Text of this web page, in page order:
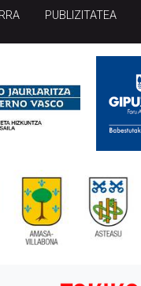
PUBLIZITATEA